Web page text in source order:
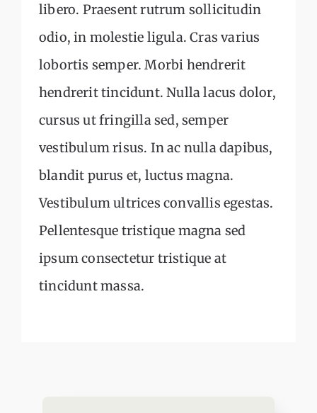
libero. Praesent rutrum sollicitudin
odio, in molestie ligula. Cras varius
lobortis semper. Morbi hendrerit
hendrerit tincidunt. Nulla lacus dolor,
cursus ut fringilla sed, semper
vestibulum risus. In ac nulla dapibus,
blandit purus et, luctus magna.
Vestibulum ultrices convallis egestas.
Pellentesque tristique magna sed
ipsum consectetur tristique at
tincidunt massa.